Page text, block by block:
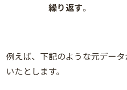
繰り返す。
例えば、下記のような元デー
いたとします。